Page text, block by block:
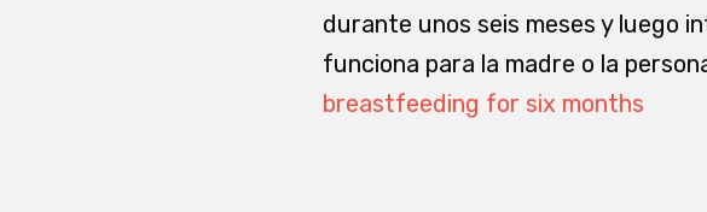
durante unos seis meses y luego
funciona para la madre o la
breastfeeding for six months